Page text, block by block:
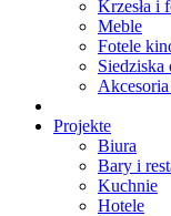
Krzesła i
Meble
Fotele
Projekte
Biura
Bary i
Kuchnie
Hotele